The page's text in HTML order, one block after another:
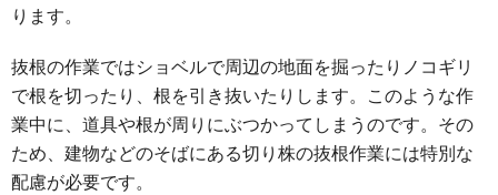
ります。
抜根の作業ではショベルで周辺の地面を掘ったりノコギリ
で根を切ったり、根を引き抜いたりします。このような作
業中に、道具や根が周りにぶつかってしまうのです。その
ため、建物などのそばにある切り株の抜根作業には特別な
配慮が必要です。